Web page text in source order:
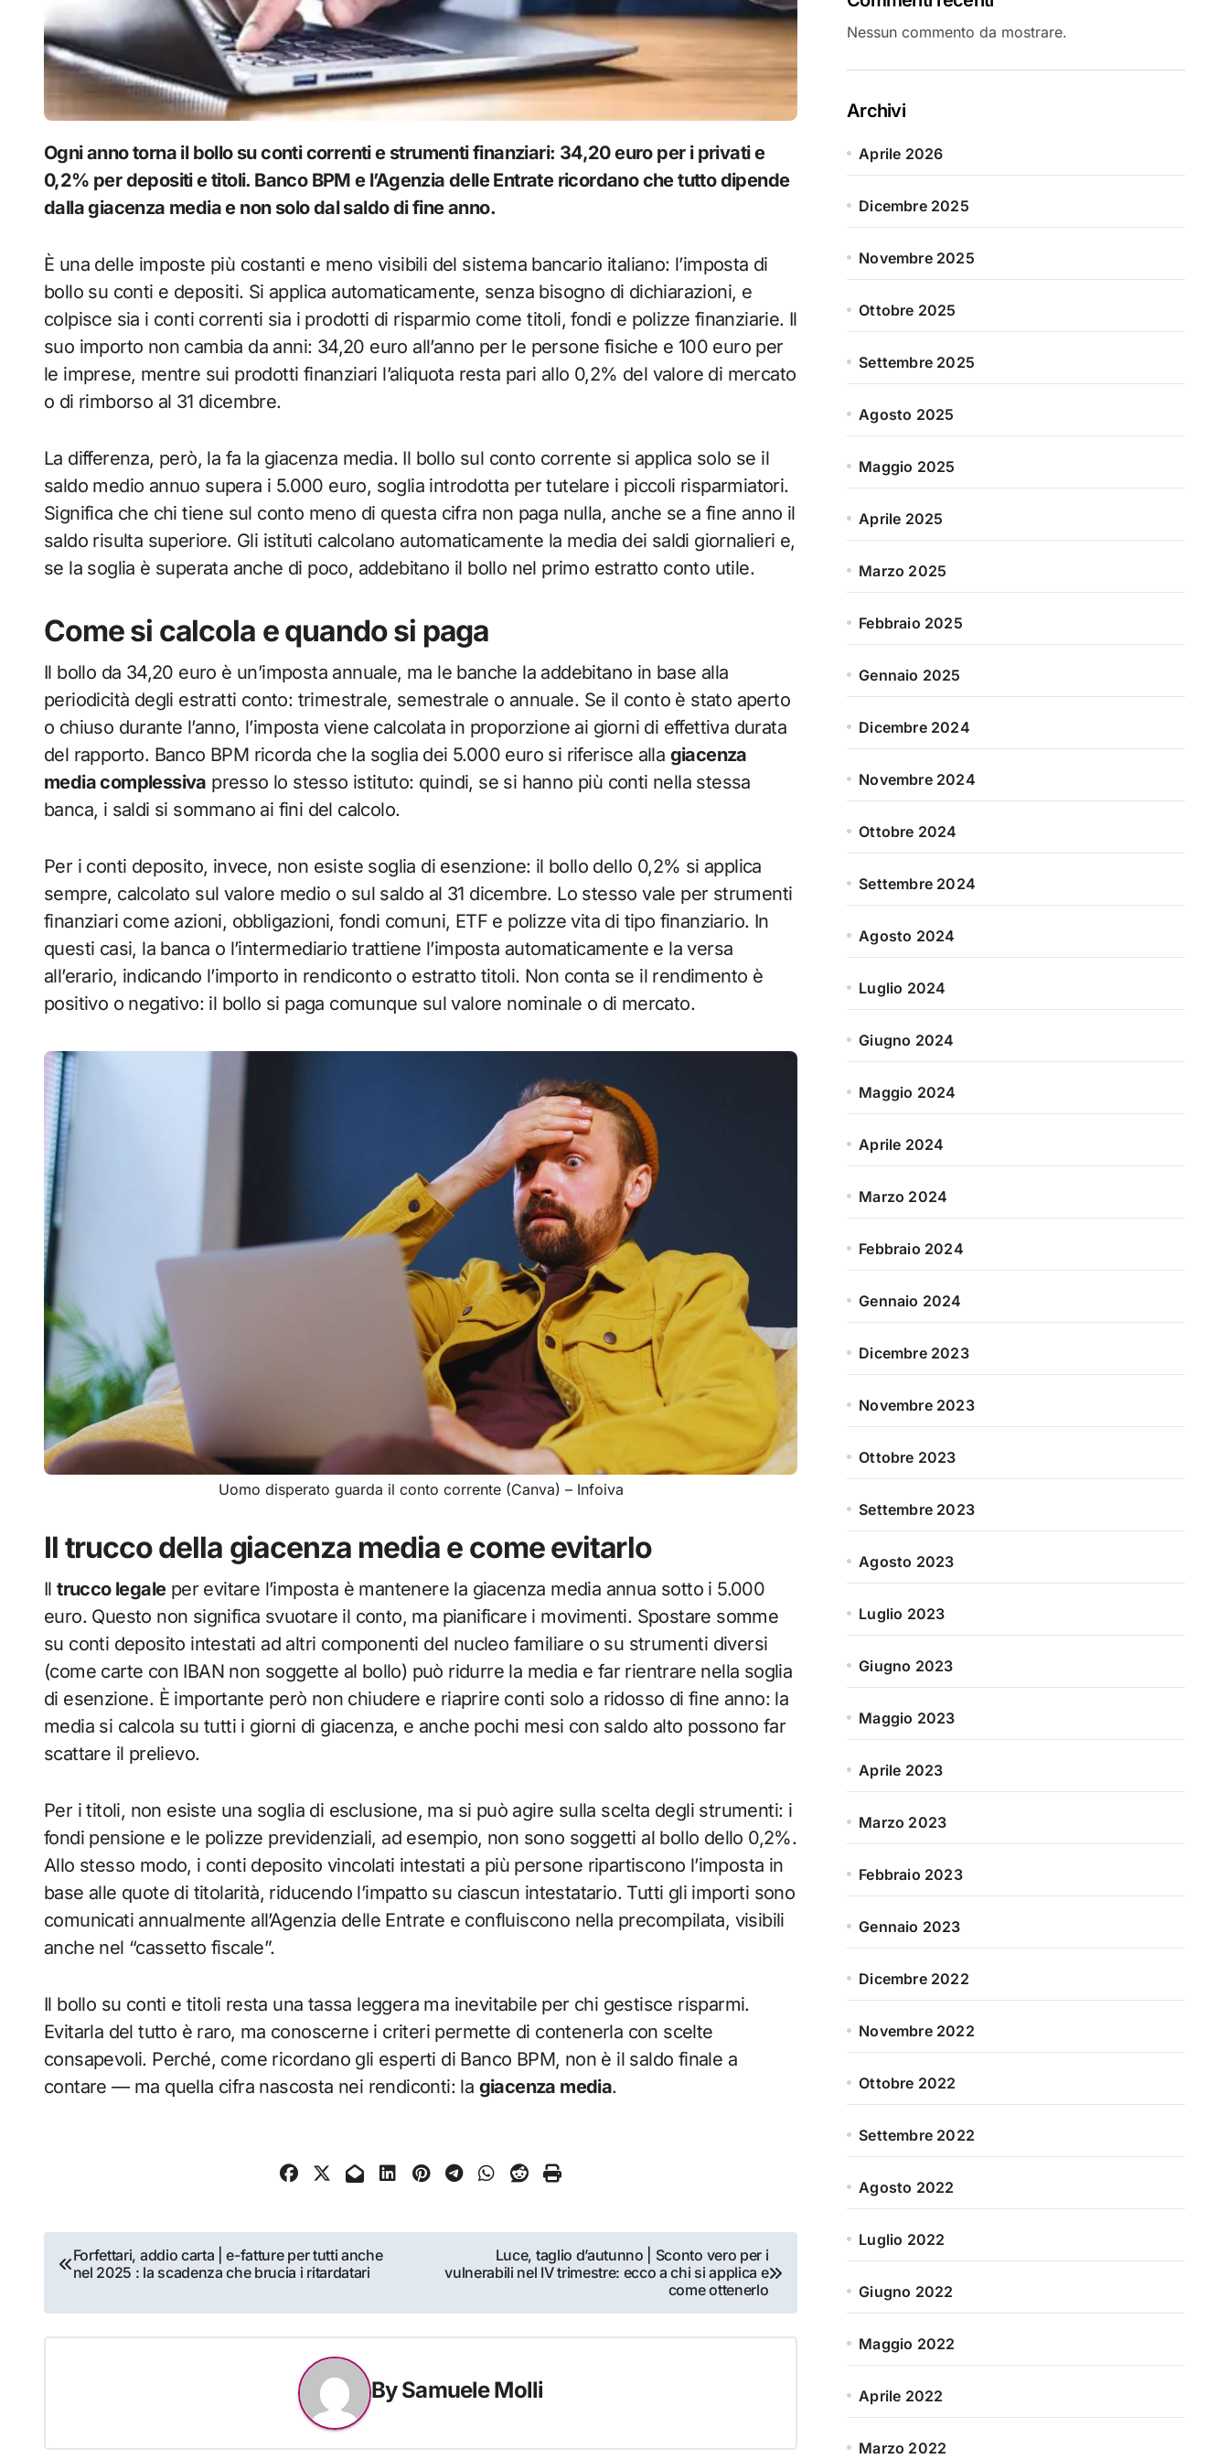
Ogni anno torna il bollo su conti correnti e strumenti finanziari: 34,20 euro per i privati e
0,2% per depositi e titoli. Banco BPM e l’Agenzia delle Entrate ricordano che tutto dipende
dalla giacenza media e non solo dal saldo di fine anno.
È una delle imposte più costanti e meno visibili del sistema bancario italiano: l’imposta di
bollo su conti e depositi. Si applica automaticamente, senza bisogno di dichiarazioni, e
colpisce sia i conti correnti sia i prodotti di risparmio come titoli, fondi e polizze finanziarie. Il
suo importo non cambia da anni: 34,20 euro all’anno per le persone fisiche e 100 euro per
le imprese, mentre sui prodotti finanziari l’aliquota resta pari allo 0,2% del valore di mercato
o di rimborso al 31 dicembre.
La differenza, però, la fa la giacenza media. Il bollo sul conto corrente si applica solo se il
saldo medio annuo supera i 5.000 euro, soglia introdotta per tutelare i piccoli risparmiatori.
Significa che chi tiene sul conto meno di questa cifra non paga nulla, anche se a fine anno il
saldo risulta superiore. Gli istituti calcolano automaticamente la media dei saldi giornalieri e,
se la soglia è superata anche di poco, addebitano il bollo nel primo estratto conto utile.
Come si calcola e quando si paga
Il bollo da 34,20 euro è un’imposta annuale, ma le banche la addebitano in base alla
periodicità degli estratti conto: trimestrale, semestrale o annuale. Se il conto è stato aperto
o chiuso durante l’anno, l’imposta viene calcolata in proporzione ai giorni di effettiva durata
del rapporto. Banco BPM ricorda che la soglia dei 5.000 euro si riferisce alla giacenza
media complessiva presso lo stesso istituto: quindi, se si hanno più conti nella stessa
banca, i saldi si sommano ai fini del calcolo.
Per i conti deposito, invece, non esiste soglia di esenzione: il bollo dello 0,2% si applica
sempre, calcolato sul valore medio o sul saldo al 31 dicembre. Lo stesso vale per strumenti
finanziari come azioni, obbligazioni, fondi comuni, ETF e polizze vita di tipo finanziario. In
questi casi, la banca o l’intermediario trattiene l’imposta automaticamente e la versa
all’erario, indicando l’importo in rendiconto o estratto titoli. Non conta se il rendimento è
positivo o negativo: il bollo si paga comunque sul valore nominale o di mercato.
Uomo disperato guarda il conto corrente (Canva) – Infoiva
Il trucco della giacenza media e come evitarlo
Iltrucco legaleper evitare l’imposta è mantenere la giacenza media annua sotto i 5.000
euro. Questo non significa svuotare il conto, ma pianificare i movimenti. Spostare somme
su conti deposito intestati ad altri componenti del nucleo familiare o su strumenti diversi
(come carte con IBAN non soggette al bollo) può ridurre la media e far rientrare nella soglia
di esenzione. È importante però non chiudere e riaprire conti solo a ridosso di fine anno: la
media si calcola su tutti i giorni di giacenza, e anche pochi mesi con saldo alto possono far
scattare il prelievo.
Per i titoli, non esiste una soglia di esclusione, ma si può agire sulla scelta degli strumenti: i
fondi pensione e le polizze previdenziali, ad esempio, non sono soggetti al bollo dello 0,2%.
Allo stesso modo, i conti deposito vincolati intestati a più persone ripartiscono l’imposta in
base alle quote di titolarità, riducendo l’impatto su ciascun intestatario. Tutti gli importi sono
comunicati annualmente all’Agenzia delle Entrate e confluiscono nella precompilata, visibili
anche nel “cassetto fiscale”.
Il bollo su conti e titoli resta una tassa leggera ma inevitabile per chi gestisce risparmi.
Evitarla del tutto è raro, ma conoscerne i criteri permette di contenerla con scelte
consapevoli. Perché, come ricordano gli esperti di Banco BPM, non è il saldo finale a
contare — ma quella cifra nascosta nei rendiconti: la giacenza media.
Navigazione
Forfettari, addio carta | e-fatture per tutti anche
nel 2025 : la scadenza che brucia i ritardatari
Luce, taglio d’autunno | Sconto vero per i
vulnerabili nel IV trimestre: ecco a chi si applica e
come ottenerlo
BySamuele Molli
Nessun commento da mostrare.
Archivi
Aprile 2026
Dicembre 2025
Novembre 2025
Ottobre 2025
Settembre 2025
Agosto 2025
Maggio 2025
Aprile 2025
Marzo 2025
Febbraio 2025
Gennaio 2025
Dicembre 2024
Novembre 2024
Ottobre 2024
Settembre 2024
Agosto 2024
Luglio 2024
Giugno 2024
Maggio 2024
Aprile 2024
Marzo 2024
Febbraio 2024
Gennaio 2024
Dicembre 2023
Novembre 2023
Ottobre 2023
Settembre 2023
Agosto 2023
Luglio 2023
Giugno 2023
Maggio 2023
Aprile 2023
Marzo 2023
Febbraio 2023
Gennaio 2023
Dicembre 2022
Novembre 2022
Ottobre 2022
Settembre 2022
Agosto 2022
Luglio 2022
Giugno 2022
Maggio 2022
Aprile 2022
Marzo 2022